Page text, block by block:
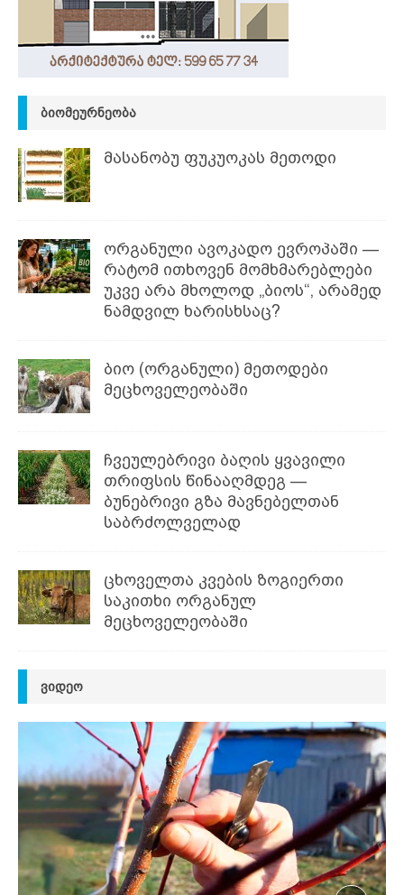
ᲑᲘᲝᲛᲔᲣᲠᲜᲔᲝᲑᲐ
მასანობუ ფუკუოკას მეთოდი
ორგანული ავოკადო ევროპაში —
რატომ ითხოვენ მომხმარებლები
უკვე არა მხოლოდ „ბიოს“, არამედ
ნამდვილ ხარისხსაც?
ბიო (ორგანული) მეთოდები
მეცხოველეობაში
ჩვეულებრივი ბაღის ყვავილი
თრიფსის წინააღმდეგ —
ბუნებრივი გზა მავნებელთან
საბრძოლველად
ცხოველთა კვების ზოგიერთი
საკითხი ორგანულ
მეცხოველეობაში
ᲕᲘᲓᲔᲝ